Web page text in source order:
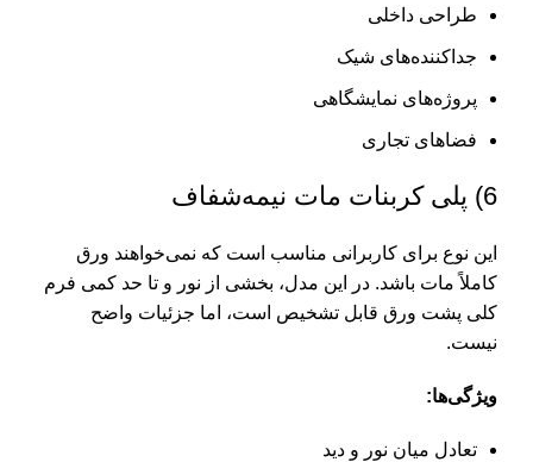
طراحی داخلی
جداکننده‌های شیک
پروژه‌های نمایشگاهی
فضاهای تجاری
6) پلی کربنات مات نیمه‌شفاف
این نوع برای کاربرانی مناسب است که نمی‌خواهند ورق
کاملاً مات باشد. در این مدل، بخشی از نور و تا حد کمی فرم
کلی پشت ورق قابل تشخیص است، اما جزئیات واضح
نیست.
ویژگی‌ها:
تعادل میان نور و دید